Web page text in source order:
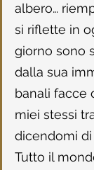
albero…
si riflette in
giorno sono
dalla sua
banali facce
miei stessi
dicendomi
Tutto il